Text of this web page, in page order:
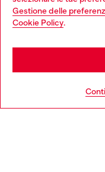
Gestione delle
Cookie Policy.
You are currently
be based in United States